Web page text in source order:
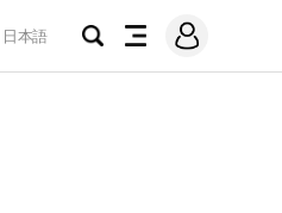
日本語
검
전
메
그